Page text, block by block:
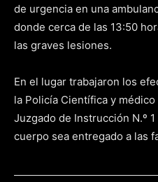
de urgencia en una
donde cerca de las 13:50
las graves lesiones.
En el lugar trabajaron los
la Policía Científica y
Juzgado de Instrucción N.º
cuerpo sea entregado a las